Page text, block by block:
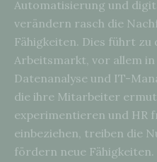
Automatisierung und
verändern rasch die
Fähigkeiten. Dies führt zu
Arbeitsmarkt, vor allem in
Datenanalyse und IT-
die ihre Mitarbeiter
experimentieren und HR
einbeziehen, treiben die
fördern neue